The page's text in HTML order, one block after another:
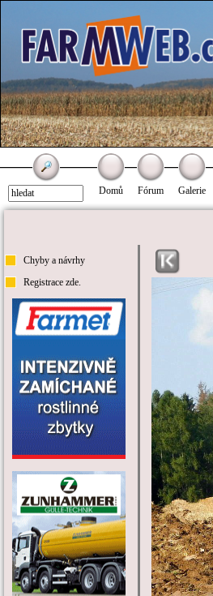
Domů Fórum Galerie
Chyby a návrhy
Registrace zde.